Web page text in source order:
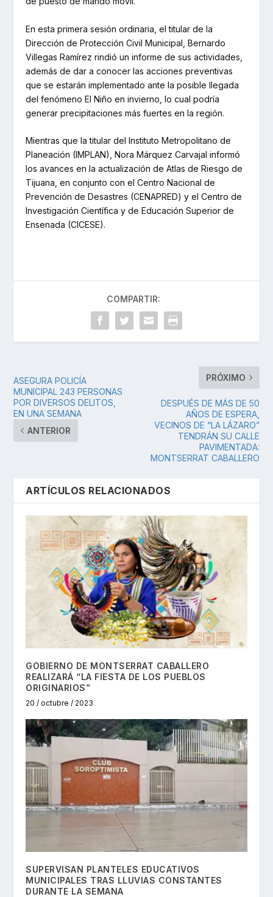
En esta primera sesión ordinaria, el titular de la
Dirección de Protección Civil Municipal, Bernardo
Villegas Ramírez rindió un informe de sus actividades,
además de dar a conocer las acciones preventivas
que se estarán implementado ante la posible llegada
del fenómeno El Niño en invierno, lo cual podría
generar precipitaciones más fuertes en la región.
Mientras que la titular del Instituto Metropolitano de
Planeación (IMPLAN), Nora Márquez Carvajal informó
los avances en la actualización de Atlas de Riesgo de
Tijuana, en conjunto con el Centro Nacional de
Prevención de Desastres (CENAPRED) y el Centro de
Investigación Científica y de Educación Superior de
Ensenada (CICESE).
COMPARTIR:
ASEGURA POLICÍA
MUNICIPAL 243 PERSONAS
POR DIVERSOS DELITOS,
EN UNA SEMANA
ANTERIOR
PRÓXIMO
DESPUÉS DE MÁS DE 50
AÑOS DE ESPERA,
VECINOS DE “LA LÁZARO”
TENDRÁN SU CALLE
PAVIMENTADA:
MONTSERRAT CABALLERO
ARTÍCULOS RELACIONADOS
GOBIERNO DE MONTSERRAT CABALLERO
REALIZARÁ “LA FIESTA DE LOS PUEBLOS
ORIGINARIOS”
20 / octubre / 2023
SUPERVISAN PLANTELES EDUCATIVOS
MUNICIPALES TRAS LLUVIAS CONSTANTES
DURANTE LA SEMANA